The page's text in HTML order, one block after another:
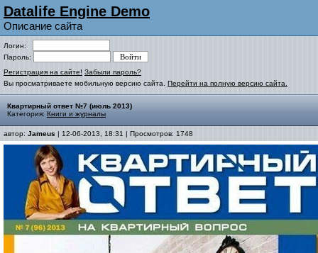
Datalife Engine Demo
Описание сайта
Логин:
Пароль:
Регистрация на сайте! Забыли пароль?
Вы просматриваете мобильную версию сайта. Перейти на полную версию сайта.
Квартирный ответ №7 (июль 2013)
Категория: Книги и журналы
автор: Jameus | 12-06-2013, 18:31 | Просмотров: 1748